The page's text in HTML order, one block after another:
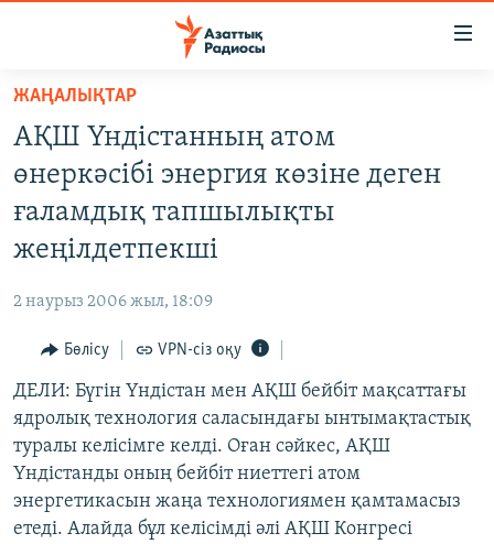
Skip
main
content
to
main
Skip
Search
САЯСАТ
AZATTYQTV
ҚАҢТАР ОҚИҒАСЫ
ӘЛЕУМЕТ
ӘЛЕМ
АРНАЙЫ ЖОБАЛАР
Русский
ЖАЗЫЛЫҢЫЗ
ЖАҢАЛЫҚТАР
АҚШ Үндістанның атом
өнеркәсібі энергия көзіне деген
ғаламдық тапшылықты
жеңілдетпекші
2 наурыз 2006 жыл, 18:09
Бөлісу VPN-сіз оқу
ДЕЛИ: Бүгін Үндістан мен АҚШ бейбіт мақсаттағы
ядролық технология саласындағы ынтымақтастық
туралы келісімге келді. Оған сәйкес, АҚШ
Үндістанды оның бейбіт ниеттегі атом
энергетикасын жаңа технологиямен қамтамасыз
етеді. Алайда бұл келісімді әлі АҚШ Конгресі